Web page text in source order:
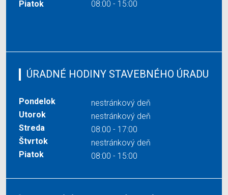
Piatok
08:00 - 15:00
ÚRADNÉ HODINY STAVEBNÉHO ÚRADU
Pondelok
nestránkový deň
Utorok
nestránkový deň
Streda
08:00 - 17:00
Štvrtok
nestránkový deň
Piatok
08:00 - 15:00